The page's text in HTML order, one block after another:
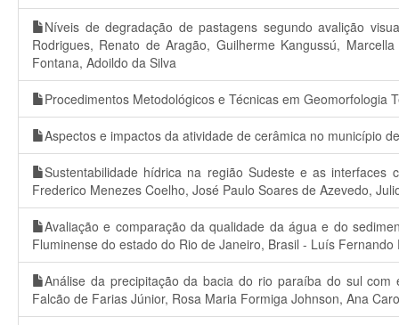
Níveis de degradação de pastagens segundo avalição
Rodrigues, Renato de Aragão, Guilherme Kangussú,
Fontana, Adoildo da Silva
Procedimentos Metodológicos e Técnicas em Geomorfologia
Aspectos e impactos da atividade de cerâmica no município
Sustentabilidade hídrica na região Sudeste e as
Frederico Menezes Coelho, José Paulo Soares de Azevedo,
Avaliação e comparação da qualidade da água e do
Fluminense do estado do Rio de Janeiro, Brasil - Luís
Análise da precipitação da bacia do rio paraíba do sul
Falcão de Farias Júnior, Rosa Maria Formiga Johnson, Ana